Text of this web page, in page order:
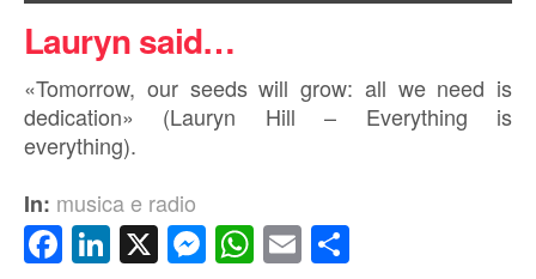
Lauryn said…
«Tomorrow, our seeds will grow: all we need is
dedication» (Lauryn Hill – Everything is
everything).
In: musica e radio
Facebook
LinkedIn
X Messenger
WhatsApp
Email